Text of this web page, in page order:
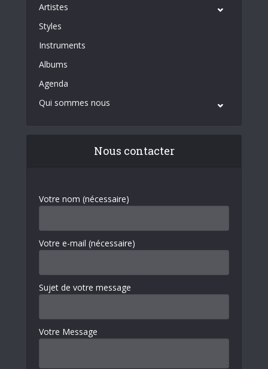
Artistes
Styles
Instruments
Albums
Agenda
Qui sommes nous
Nous contacter
Votre nom (nécessaire)
Votre e-mail (nécessaire)
Sujet de votre message
Votre Message